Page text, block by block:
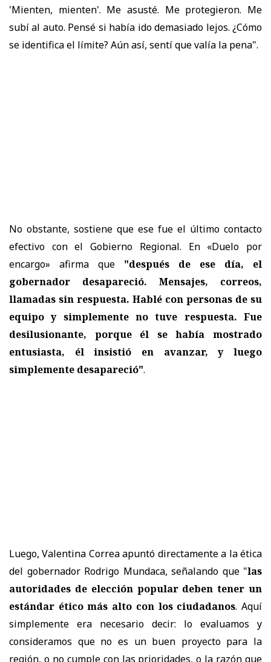
'Mienten, mienten'. Me asusté. Me protegieron. Me
subí al auto. Pensé si había ido demasiado lejos. ¿Cómo
se identifica el límite? Aún así, sentí que valía la pena".
No obstante, sostiene que ese fue el último contacto
efectivo con el Gobierno Regional. En «Duelo por
encargo» afirma que "después de ese día, el
gobernador desapareció. Mensajes, correos,
llamadas sin respuesta. Hablé con personas de su
equipo y simplemente no tuve respuesta. Fue
desilusionante, porque él se había mostrado
entusiasta, él insistió en avanzar, y luego
simplemente desapareció".
Luego, Valentina Correa apuntó directamente a la ética
del gobernador Rodrigo Mundaca, señalando que "las
autoridades de elección popular deben tener un
estándar ético más alto con los ciudadanos. Aquí
simplemente era necesario decir: lo evaluamos y
consideramos que no es un buen proyecto para la
región, o no cumple con las prioridades, o la razón que